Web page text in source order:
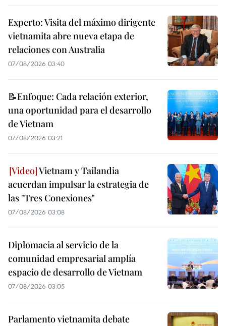
Experto: Visita del máximo dirigente
vietnamita abre nueva etapa de
relaciones con Australia
07/08/2026 03:40
📝Enfoque: Cada relación exterior,
una oportunidad para el desarrollo
de Vietnam
07/08/2026 03:21
Vietnam y Tailandia
acuerdan impulsar la estrategia de
las "Tres Conexiones"
07/08/2026 03:08
Diplomacia al servicio de la
comunidad empresarial amplía
espacio de desarrollo de Vietnam
07/08/2026 03:05
Parlamento vietnamita debate